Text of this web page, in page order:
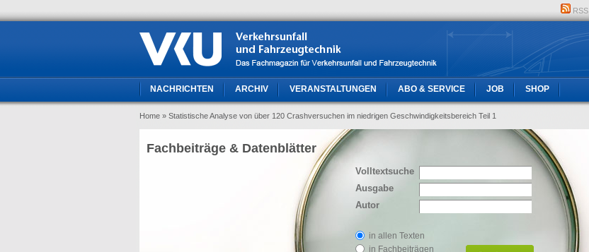
RSS
NACHRICHTEN ARCHIV VERANSTALTUNGEN ABO & SERVICE JOB SHOP
Home » Statistische Analyse von über 120 Crashversuchen im niedrigen Geschwindigkeitsbereich Teil 1
Volltextsuche
Ausgabe
Autor
in allen Texten
in Fachbeiträgen
Fachbeiträge & Datenblätter